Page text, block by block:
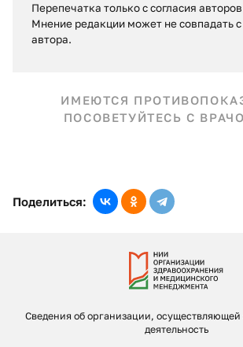
Перепечатка только с согласия
Мнение редакции может не совпадать
автора.
ИМЕЮТСЯ
ПОСОВЕТУЙТЕСЬ С
Поделиться:
Сведения об организации, осуществляющей
деятельность